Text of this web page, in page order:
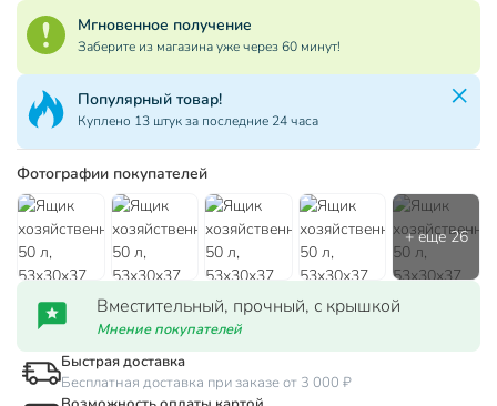
Мгновенное получение
Заберите из магазина уже через 60 минут!
Популярный товар!
Куплено 13 штук за последние 24 часа
Фотографии покупателей
Вместительный, прочный, с крышкой
Мнение покупателей
Быстрая доставка
Бесплатная доставка при заказе от 3 000 ₽